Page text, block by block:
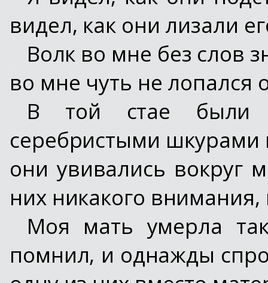
видел, как они лизали
Волк во мне без слов
во мне чуть не лопался
В той стае были
серебристыми шкурами
они увивались вокруг
них никакого внимания,
Моя мать умерла
помнил, и однажды